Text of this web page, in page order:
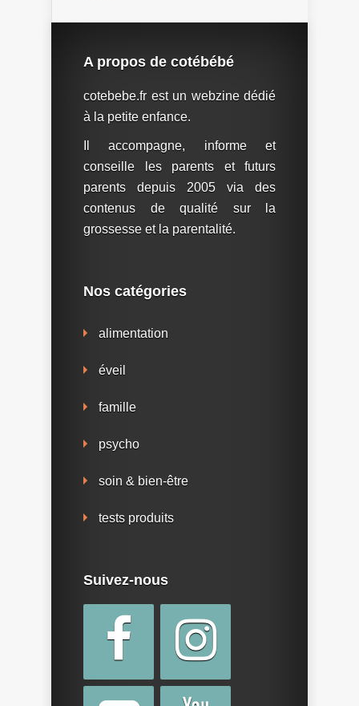
A propos de cotébébé
cotebebe.fr est un webzine dédié
à la petite enfance.
Il accompagne, informe et
conseille les parents et futurs
parents depuis 2005 via des
contenus de qualité sur la
grossesse et la parentalité.
Nos catégories
alimentation
éveil
famille
psycho
soin & bien-être
tests produits
Suivez-nous